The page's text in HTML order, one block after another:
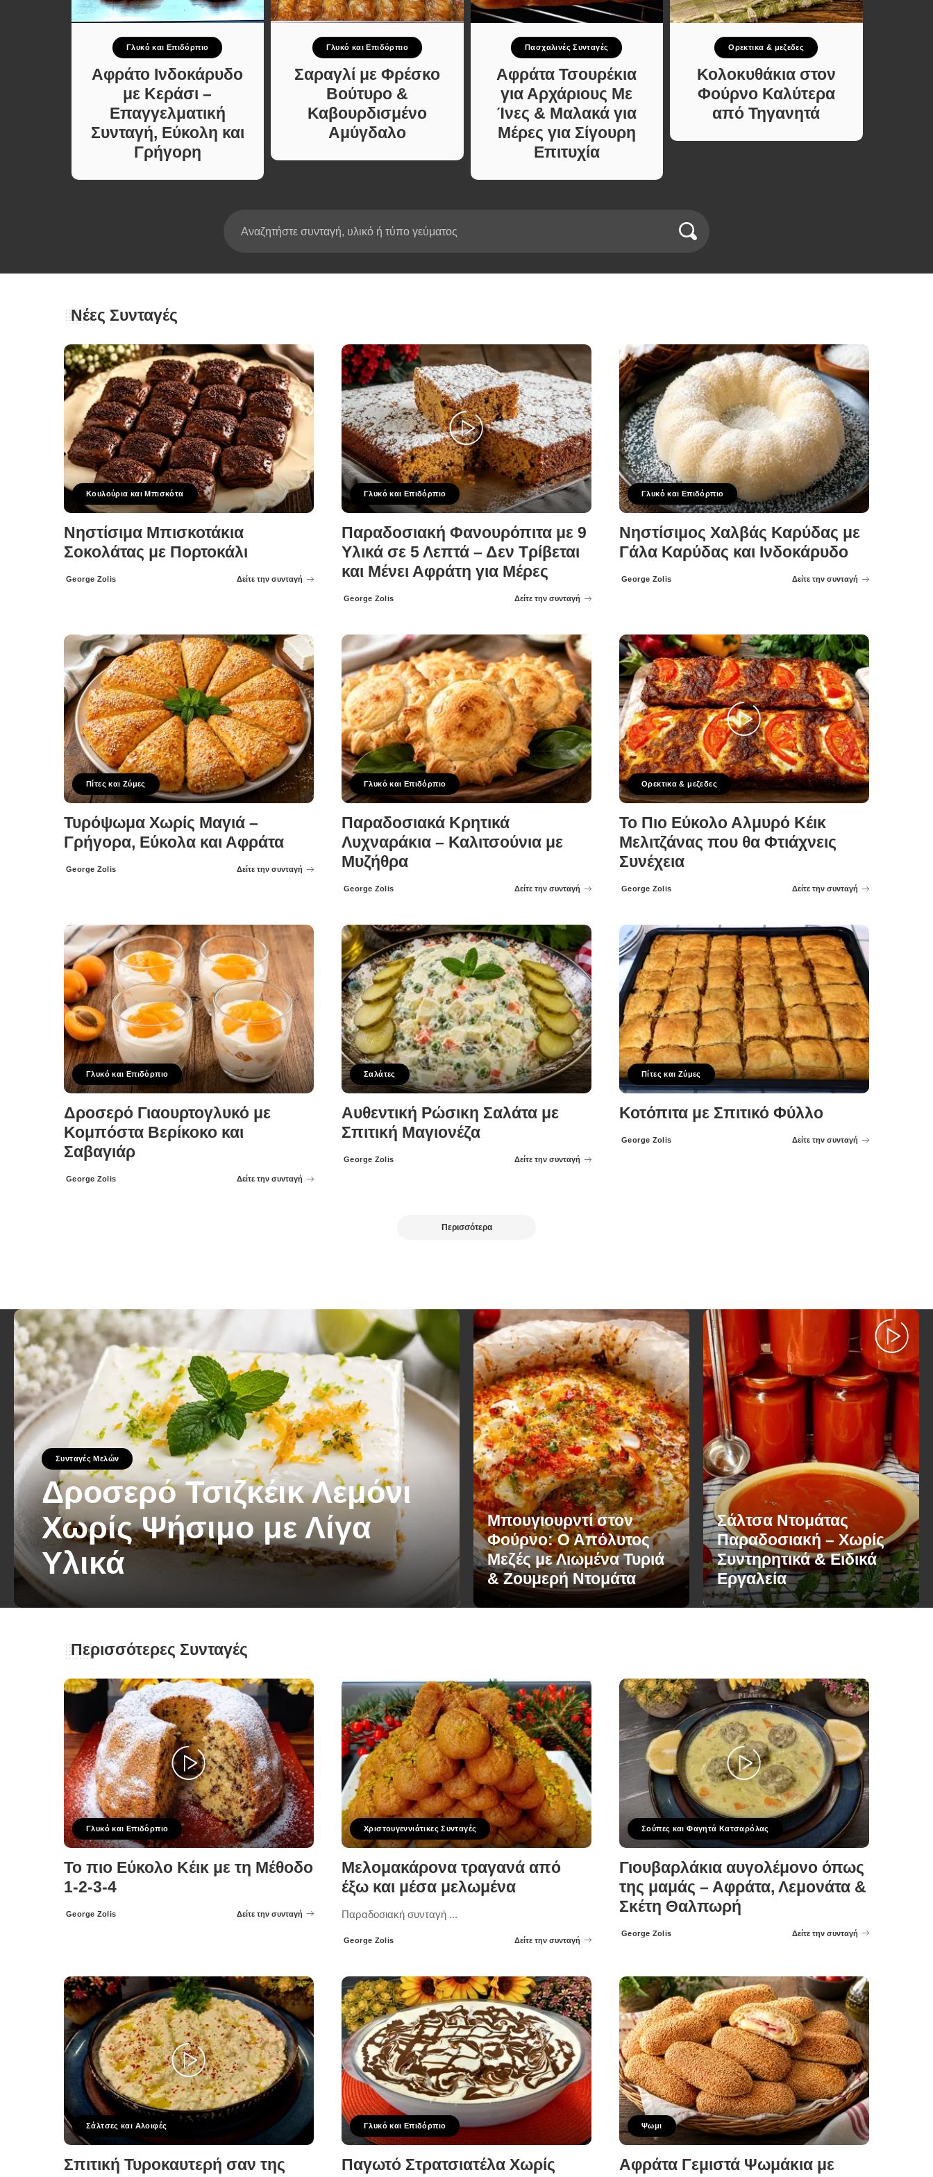
Κυρίως πιάτο
Κρέας
Ζυμαρικά
Σαλάτες
Σνακ
Σούπες και Φαγητά
Κατσαρόλας
Σούπες και Φαγητά
Χορτοφαγικές
Συνταγές Μελών
Γλυκό και Επιδόρπιο
Αφράτο Ινδοκάρυδο
με Κεράσι –
Επαγγελματική
Συνταγή, Εύκολη και
Γρήγορη
Γλυκό και Επιδόρπιο
Σαραγλί με Φρέσκο
Βούτυρο &
Καβουρδισμένο
Αμύγδαλο
Πασχαλινές Συνταγές
Αφράτα Τσουρέκια
για Αρχάριους Με
Ίνες & Μαλακά για
Μέρες για Σίγουρη
Επιτυχία
Ορεκτικα & μεζεδες
Κολοκυθάκια στον
Φούρνο Καλύτερα
από Τηγανητά
Νέες Συνταγές
Κουλούρια και Μπισκότα
Νηστίσιμα Μπισκοτάκια
Σοκολάτας με Πορτοκάλι
Posted
George Zolis Δείτε την συνταγή
Γλυκό και Επιδόρπιο
Παραδοσιακή Φανουρόπιτα με 9
Υλικά σε 5 Λεπτά – Δεν Τρίβεται
και Μένει Αφράτη για Μέρες
Posted
George Zolis Δείτε την συνταγή
Γλυκό και Επιδόρπιο
Νηστίσιμος Χαλβάς Καρύδας με
Γάλα Καρύδας και Ινδοκάρυδο
Posted
George Zolis Δείτε την συνταγή
Πίτες και Ζύμες
Τυρόψωμα Χωρίς Μαγιά –
Γρήγορα, Εύκολα και Αφράτα
Posted
George Zolis Δείτε την συνταγή
Γλυκό και Επιδόρπιο
Παραδοσιακά Κρητικά
Λυχναράκια – Καλιτσούνια με
Μυζήθρα
Posted
George Zolis Δείτε την συνταγή
Ορεκτικα & μεζεδες
Το Πιο Εύκολο Αλμυρό Κέικ
Μελιτζάνας που θα Φτιάχνεις
Συνέχεια
Posted
George Zolis Δείτε την συνταγή
Γλυκό και Επιδόρπιο
Δροσερό Γιαουρτογλυκό με
Κομπόστα Βερίκοκο και
Σαβαγιάρ
Posted
George Zolis Δείτε την συνταγή
Σαλάτες
Αυθεντική Ρώσικη Σαλάτα με
Σπιτική Μαγιονέζα
Posted
George Zolis Δείτε την συνταγή
Πίτες και Ζύμες
Κοτόπιτα με Σπιτικό Φύλλο
Posted
George Zolis Δείτε την συνταγή
Περισσότερα
Συνταγές Μελών
Δροσερό Τσιζκέικ Λεμόνι
Χωρίς Ψήσιμο με Λίγα
Υλικά
Posted
George Zolis
Μπουγιουρντί στον
Φούρνο: Ο Απόλυτος
Μεζές με Λιωμένα Τυριά
& Ζουμερή Ντομάτα
Σάλτσα Ντομάτας
Παραδοσιακή – Χωρίς
Συντηρητικά & Ειδικά
Εργαλεία
Περισσότερες Συνταγές
Γλυκό και Επιδόρπιο
Το πιο Εύκολο Κέικ με τη Μέθοδο
1-2-3-4
Posted
George Zolis Δείτε την συνταγή
Χριστουγεννιάτικες Συνταγές
Μελομακάρονα τραγανά από
έξω και μέσα μελωμένα
Παραδοσιακή συνταγή ...
Posted
George Zolis Δείτε την συνταγή
Σούπες και Φαγητά Κατσαρόλας
Γιουβαρλάκια αυγολέμονο όπως
της μαμάς – Αφράτα, Λεμονάτα &
Σκέτη Θαλπωρή
Posted
George Zolis Δείτε την συνταγή
Σάλτσες και Αλοιφές
Σπιτική Τυροκαυτερή σαν της
Γλυκό και Επιδόρπιο
Παγωτό Στρατσιατέλα Χωρίς
Ψωμι
Αφράτα Γεμιστά Ψωμάκια με